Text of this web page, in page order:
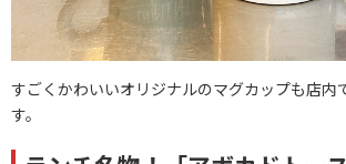
すごくかわいいオリジナルのマグカップも店内
す。